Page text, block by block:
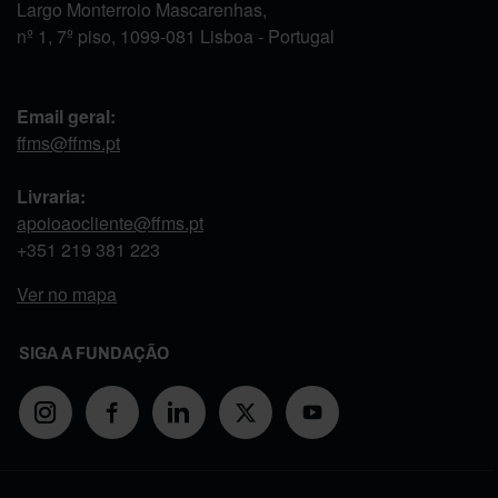
Largo Monterroio Mascarenhas,
nº 1, 7º piso, 1099-081 Lisboa - Portugal
Email geral:
ffms@ffms.pt
Livraria:
apoioaocliente@ffms.pt
+351 219 381 223
Ver no mapa
SIGA A FUNDAÇÃO